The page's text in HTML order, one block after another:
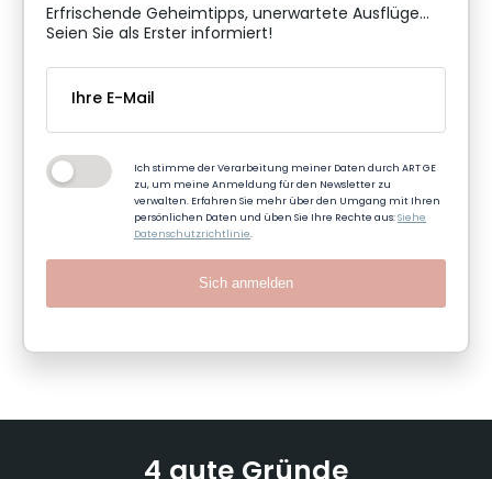
Erfrischende Geheimtipps, unerwartete Ausflüge...
Seien Sie als Erster informiert!
Ich stimme der Verarbeitung meiner Daten durch ART GE
zu, um meine Anmeldung für den Newsletter zu
verwalten. Erfahren Sie mehr über den Umgang mit Ihren
persönlichen Daten und üben Sie Ihre Rechte aus:Siehe
Datenschutzrichtlinie.
Sich anmelden